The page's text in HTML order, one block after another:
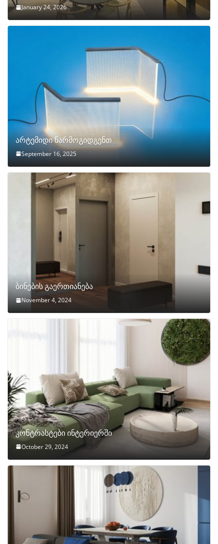
January 24, 2026
არტემიდი წარმოგიდგენთ
September 16, 2025
ბინების გაერთიანება
November 4, 2024
კონტრასტები ინტერიერში
October 29, 2024